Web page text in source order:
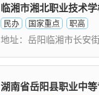
临湘市湘北职业技术
民办 国家重点 职高
湖南省岳阳县职业中